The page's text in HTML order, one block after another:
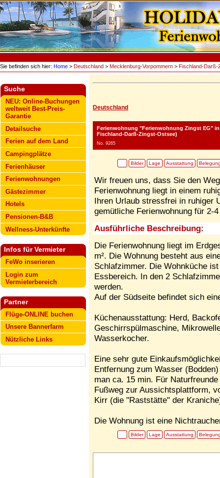
Sie befinden sich hier: Home > Deutschland > Mecklenburg-Vorpommern > Fischland-Darß-
Suche
NEU: Online-Buchungen
weltweit Best-Preis-
Garantie
Detailsuche
Ferien auf dem Land
Campingplätze
Ferienhäuser
Ferienwohnungen
Gästezimmer
Hotels
Pensionen-B&B
Wellness-Unterkünfte
Infos für Vermieter
FeWo inserieren
Login zum
Vermieterbereich
Partner
Flüge-ONLINE buchen
Unsere Bannerfarm
Nützliche Links
Deutschland
Ferienwohnung "Ferienwohnung Zingst EG" in
Fischland-Darß-Zingst-Ostsee)
No. 9265
Bilder Lage Ausstattung
Wir freuen uns, dass Sie den
Ferienwohnung liegt in einem
Ihren Urlaub stressfrei in ruhiger
gemütliche Ferienwohnung für 2-
Ausführliche Beschreibung:
Die Ferienwohnung liegt im
m². Die Wohnung besteht aus
Schlafzimmer. Die Wohnküche
Essbereich. In den 2
werden.
Auf der Südseite befindet sich
Küchenausstattung: Herd,
Geschirrspülmaschine,
Wasserkocher.
Eine sehr gute
Entfernung zum Wasser
man ca. 15 min. Für
Fußweg zur Aussichtsplattform,
Kirr (die "Raststätte" der
Die Wohnung ist eine
Bilder Lage Ausstattung